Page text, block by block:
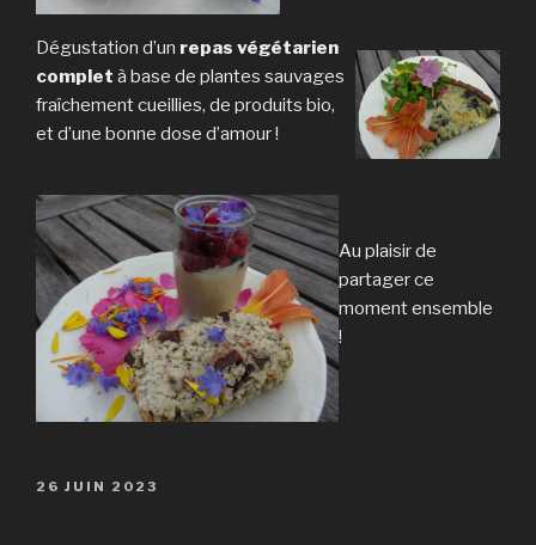
Dégustation d’un repas végétarien
complet à base de plantes sauvages
fraîchement cueillies, de produits bio,
et d’une bonne dose d’amour !
Au plaisir de
partager ce
moment ensemble
!
PUBLIÉ
26 JUIN 2023